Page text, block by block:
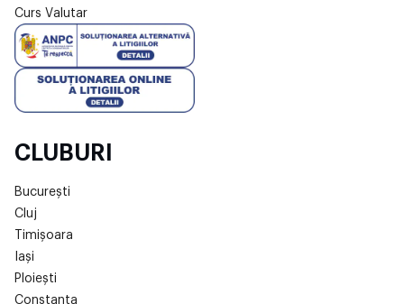
Curs Valutar
CLUBURI
București
Cluj
Timișoara
Iași
Ploiești
Constanța